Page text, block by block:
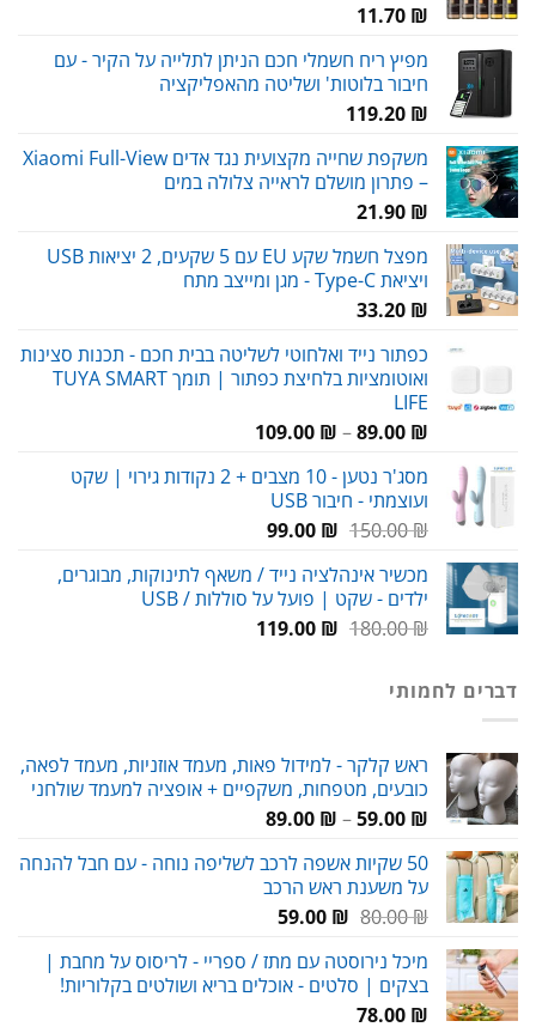
11.70 ₪
מפיץ ריח חשמלי חכם הניתן לתלייה על הקיר - עם
חיבור בלוטות' ושליטה מהאפליקציה
119.20 ₪
משקפת שחייה מקצועית נגד אדים Xiaomi Full-View
– פתרון מושלם לראייה צלולה במים
21.90 ₪
מפצל חשמל שקע EU עם 5 שקעים, 2 יציאות USB
ויציאת Type-C - מגן ומייצב מתח
33.20 ₪
כפתור נייד ואלחוטי לשליטה בבית חכם - תכנות סצינות
ואוטומציות בלחיצת כפתור | תומך TUYA SMART
LIFE
89.00 ₪
–
109.00 ₪
מסג'ר נטען - 10 מצבים + 2 נקודות גירוי | שקט
ועוצמתי - חיבור USB
150.00₪
המחיר
היה:
150.00 ₪.
99.00 ₪
המחיר
הוא:
99.00 ₪.
מכשיר אינהלציה נייד / משאף לתינוקות, מבוגרים,
ילדים - שקט | פועל על סוללות / USB
180.00₪
המחיר119.00 ₪
המחיר
דברים לחמותי
ראש קלקר - למידול פאות, מעמד אוזניות, מעמד לפאה,
כובעים, מטפחות, משקפיים + אופציה למעמד שולחני
59.00 ₪
–
89.00 ₪
טווח
עד
50 שקיות אשפה לרכב לשליפה נוחה - עם חבל להנחה
על משענת ראש הרכב
80.00₪
המחיר
היה:
80.00 ₪.
59.00 ₪
המחיר
הוא:
59.00 ₪.
מיכל נירוסטה עם מתז / ספריי - לריסוס על מחבת |
בצקים | סלטים - אוכלים בריא ושולטים בקלוריות!
78.00 ₪